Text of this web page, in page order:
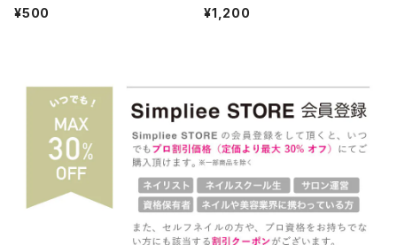
¥500 ¥1,200